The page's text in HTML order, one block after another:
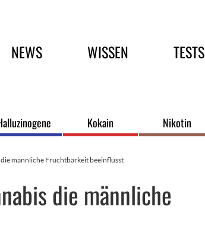
NEWS WISSEN TESTS
Kokain Nikotin
männliche Fruchtbarkeit beeinflusst
die männliche